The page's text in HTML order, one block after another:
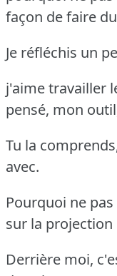
façon de faire
Je réfléchis un
j'aime travailler
pensé, mon
Tu la
avec.
Pourquoi ne
sur la projection
Derrière moi,